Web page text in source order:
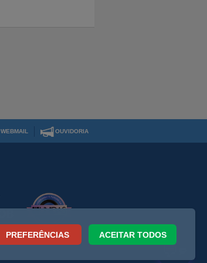
OUVIDORIA
WEBMAIL
PREFERÊNCIAS ACEITAR TODOS